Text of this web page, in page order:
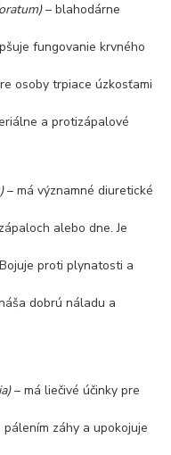
– blahodárne
fungovanie krvného
osoby trpiace úzkosťami
a protizápalové
– má významné diuretické
alebo dne. Je
proti plynatosti a
dobrú náladu a
– má liečivé účinky pre
záhy a upokojuje